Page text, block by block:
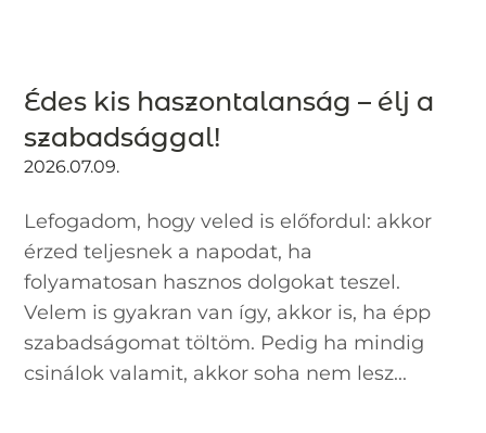
Édes kis haszontalanság – élj a
szabadsággal!
2026.07.09.
Lefogadom, hogy veled is előfordul: akkor
érzed teljesnek a napodat, ha
folyamatosan hasznos dolgokat teszel.
Velem is gyakran van így, akkor is, ha épp
szabadságomat töltöm. Pedig ha mindig
csinálok valamit, akkor soha nem lesz...